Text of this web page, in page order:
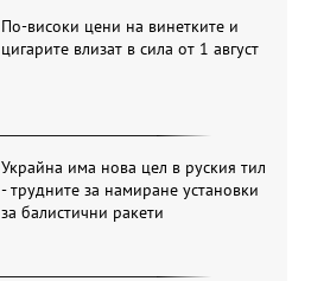
По-високи цени на винетките и
цигарите влизат в сила от 1 август
Украйна има нова цел в руския тил
- трудните за намиране установки
за балистични ракети